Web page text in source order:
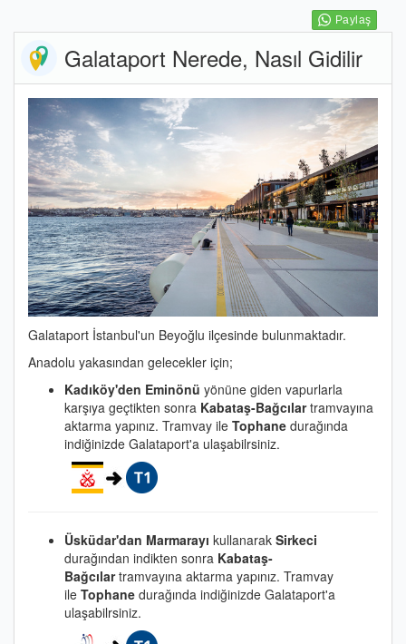
Galataport Nerede, Nasıl Gidilir
Galataport İstanbul'un Beyoğlu ilçesinde bulunmaktadır.
Anadolu yakasından gelecekler için;
Kadıköy'den Eminönü yönüne giden vapurlarla
karşıya geçtikten sonra Kabataş-Bağcılartramvayına
aktarma yapınız. Tramvay ile Tophane durağında
indiğinizde Galataport'a ulaşabilrsiniz.
Üsküdar'dan Marmarayı kullanarak Sirkeci
durağından indikten sonra Kabataş-
Bağcılartramvayına aktarma yapınız. Tramvay
ile Tophane durağında indiğinizde Galataport'a
ulaşabilrsiniz.